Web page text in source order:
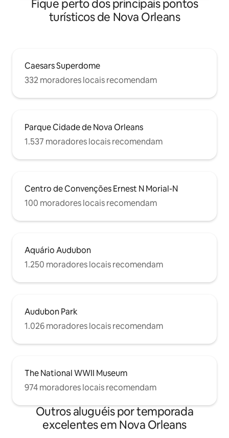
distância.Fique perto dos principais pontos
turísticos de Nova Orleans
Caesars Superdome
332 moradores locais recomendam
Parque Cidade de Nova Orleans
1.537 moradores locais recomendam
Centro de Convenções Ernest N Morial-N
100 moradores locais recomendam
Aquário Audubon
1.250 moradores locais recomendam
Audubon Park
1.026 moradores locais recomendam
The National WWII Museum
974 moradores locais recomendam
Outros aluguéis por temporada
excelentes em Nova Orleans